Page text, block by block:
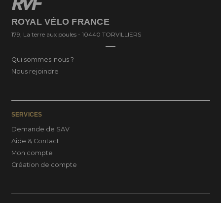
ROYAL VÉLO FRANCE
179, La terre aux poules - 10440 TORVILLIERS
Qui sommes-nous ?
Nous rejoindre
SERVICES
Demande de SAV
Aide & Contact
Mon compte
Création de compte